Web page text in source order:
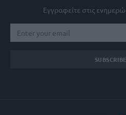
Εγγραφείτε στις
SUBSCRIBE